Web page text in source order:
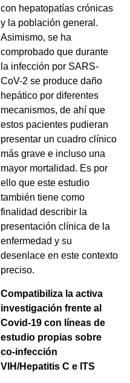
con hepatopatías crónicas
y la población general.
Asimismo, se ha
comprobado que durante
la infección por SARS-
CoV-2 se produce daño
hepático por diferentes
mecanismos, de ahí que
estos pacientes pudieran
presentar un cuadro clínico
más grave e incluso una
mayor mortalidad. Es por
ello que este estudio
también tiene como
finalidad describir la
presentación clínica de la
enfermedad y su
desenlace en este contexto
preciso.
Compatibiliza la activa
investigación frente al
Covid-19 con líneas de
estudio propias sobre
co-infección
VIH/Hepatitis C e ITS